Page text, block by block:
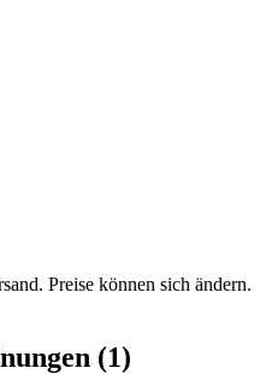
Preise können sich ändern.
(1)